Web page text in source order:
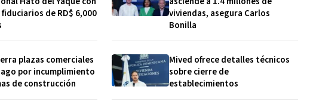
de RD$ 6,000
viviendas, asegura Carlos
Bonilla
plazas comerciales
por incumplimiento
de construcción
Mived ofrece detalles técnicos
sobre cierre de
establecimientos